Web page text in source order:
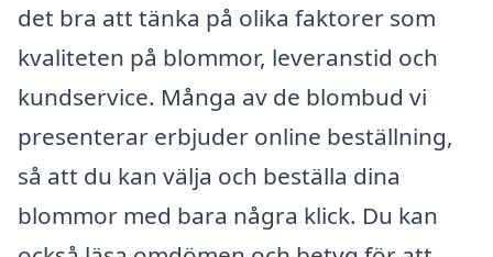
det bra att tänka på olika faktorer som
kvaliteten på blommor, leveranstid och
kundservice. Många av de blombud vi
presenterar erbjuder online beställning,
så att du kan välja och beställa dina
blommor med bara några klick. Du kan